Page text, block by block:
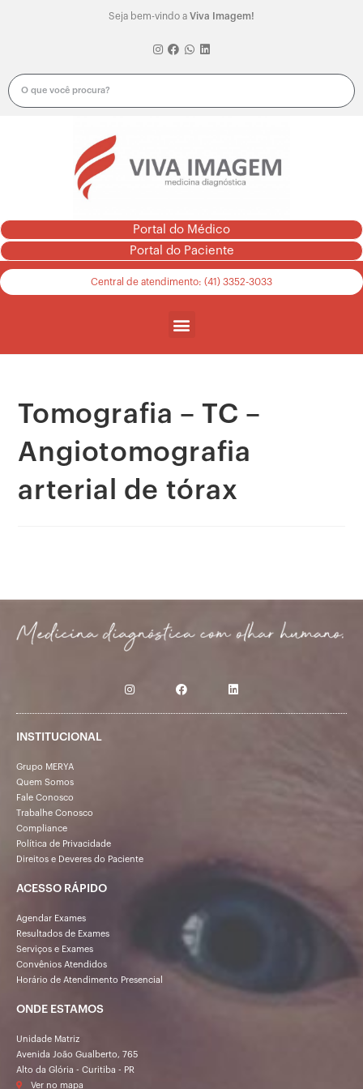
Seja bem-vindo a Viva Imagem!
Portal do Médico
Portal do Paciente
Central de atendimento: (41) 3352-3033
Tomografia – TC –
Angiotomografia
arterial de tórax
INSTITUCIONAL
Grupo MERYA
Quem Somos
Fale Conosco
Trabalhe Conosco
Compliance
Política de Privacidade
Direitos e Deveres do Paciente
ACESSO RÁPIDO
Agendar Exames
Resultados de Exames
Serviços e Exames
Convênios Atendidos
Horário de Atendimento Presencial
ONDE ESTAMOS
Unidade Matriz
Avenida João Gualberto, 765
Alto da Glória - Curitiba - PR
Ver no mapa